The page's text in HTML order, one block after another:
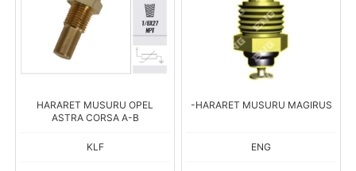
HARARET MUSURU OPEL
ASTRA CORSA A-B
KLF
-HARARET MUSURU MAGIRUS
ENG